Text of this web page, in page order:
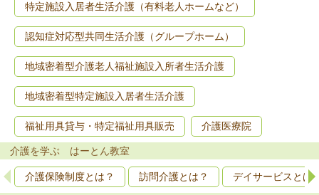
特定施設入居者生活介護（有料老人ホームなど）
認知症対応型共同生活介護（グループホーム）
地域密着型介護老人福祉施設入所者生活介護
地域密着型特定施設入居者生活介護
福祉用具貸与・特定福祉用具販売 介護医療院
介護を学ぶ はーとん教室
介護保険制度とは？ 訪問介護とは？ デイサービスとは